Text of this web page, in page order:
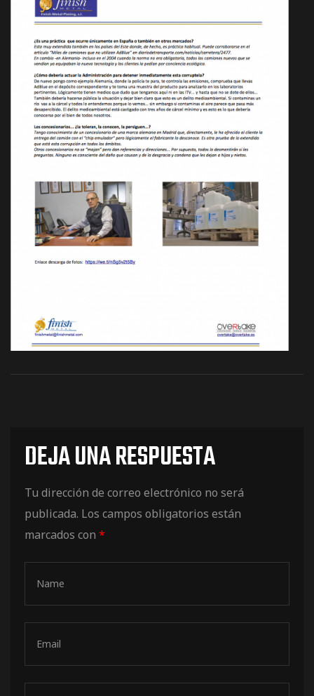
DEJA UNA RESPUESTA
Tu dirección de correo electrónico no será
publicada. Los campos obligatorios están
marcados con *